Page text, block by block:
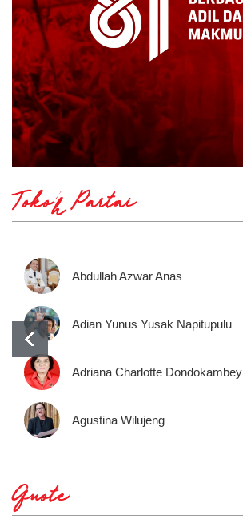
Tokoh Partai
Abdullah Azwar Anas
Adian Yunus Yusak Napitupulu
Adriana Charlotte Dondokambey
Agustina Wilujeng
Quote